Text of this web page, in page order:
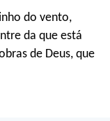
do vento,
da que está
de Deus, que